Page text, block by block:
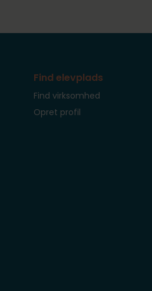
Find elevplads
Find virksomhed
Opret profil